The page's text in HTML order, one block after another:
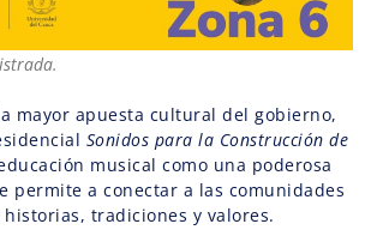
mayor apuesta cultural del gobierno,
Sonidos para la Construcción de
musical como una poderosa
permite a conectar a las comunidades
tradiciones y valores.